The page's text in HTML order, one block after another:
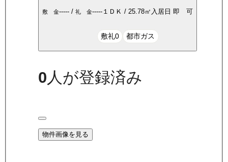
敷 金----- /礼 金----- １ＤＫ / 25.78㎡ 入居日即 可
敷礼0 都市ガス
0人が登録済み
物件画像を見る